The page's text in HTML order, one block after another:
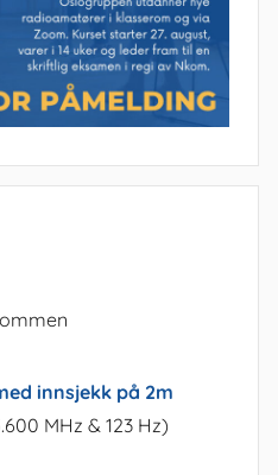
innsjekk på 2m
MHz & 123 Hz)